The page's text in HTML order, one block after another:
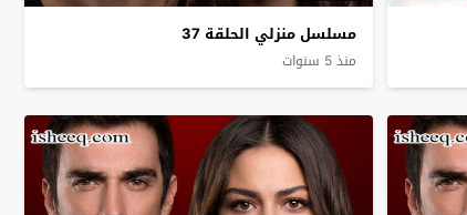
مسلسل منزلي الحلقة 37
منذ 5 سنوات